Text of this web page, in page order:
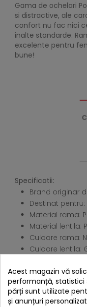
Gama de ochelari
si distractive, ale
confort nu fac nici
inalte standarde.
excelente pentru
bune!
Specificatii:
Brand originar
Destinat pentru:
Material rama:
Material lentila:
Culoare rama:
Culoare lentila:
Tip lentila:
Stil: Patrat
Marime: 60-15-
Acest magazin vă
performanță, statistici
părți sunt utilizate
și anunțuri